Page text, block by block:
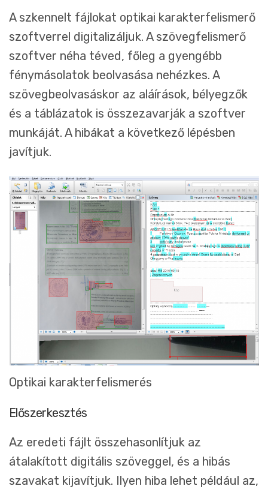
A szkennelt fájlokat optikai karakterfelismerő
szoftverrel digitalizáljuk. A szövegfelismerő
szoftver néha téved, főleg a gyengébb
fénymásolatok beolvasása nehézkes. A
szövegbeolvasáskor az aláírások, bélyegzők
és a táblázatok is összezavarják a szoftver
munkáját. A hibákat a következő lépésben
javítjuk.
Optikai karakterfelismerés
Előszerkesztés
Az eredeti fájlt összehasonlítjuk az
átalakított digitális szöveggel, és a hibás
szavakat kijavítjuk. Ilyen hiba lehet például az,